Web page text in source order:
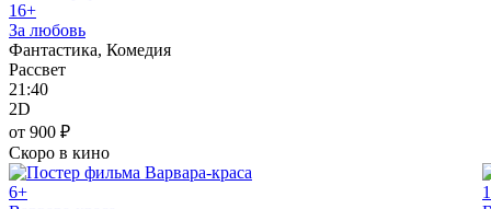
16+
За любовь
Фантастика, Комедия
Рассвет
21:40
2D
от 900 ₽
Скоро в кино
6+